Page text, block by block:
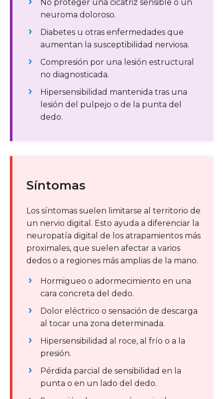
No proteger una cicatriz sensible o un
neuroma doloroso.
Diabetes u otras enfermedades que
aumentan la susceptibilidad nerviosa.
Compresión por una lesión estructural
no diagnosticada.
Hipersensibilidad mantenida tras una
lesión del pulpejo o de la punta del
dedo.
Síntomas
Los síntomas suelen limitarse al territorio de
un nervio digital. Esto ayuda a diferenciar la
neuropatía digital de los atrapamientos más
proximales, que suelen afectar a varios
dedos o a regiones más amplias de la mano.
Hormigueo o adormecimiento en una
cara concreta del dedo.
Dolor eléctrico o sensación de descarga
al tocar una zona determinada.
Hipersensibilidad al roce, al frío o a la
presión.
Pérdida parcial de sensibilidad en la
punta o en un lado del dedo.